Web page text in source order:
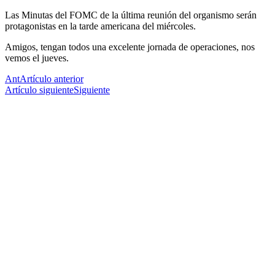
Las Minutas del FOMC de la última reunión del organismo serán
protagonistas en la tarde americana del miércoles.
Amigos, tengan todos una excelente jornada de operaciones, nos
vemos el jueves.
AntArtículo anterior
Artículo siguienteSiguiente